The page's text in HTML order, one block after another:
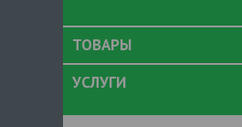
ТОВАРЫ
УСЛУГИ